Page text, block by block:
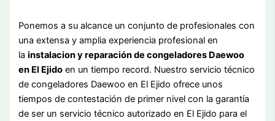
Ponemos a su alcance un conjunto de profesionales con
una extensa y amplia experiencia profesional en
lainstalacion y reparación de congeladores Daewoo
en El Ejido en un tiempo record. Nuestro servicio técnico
de congeladores Daewoo en El Ejido ofrece unos
tiempos de contestación de primer nivel con la garantía
de ser un servicio técnico autorizado en El Ejido para el